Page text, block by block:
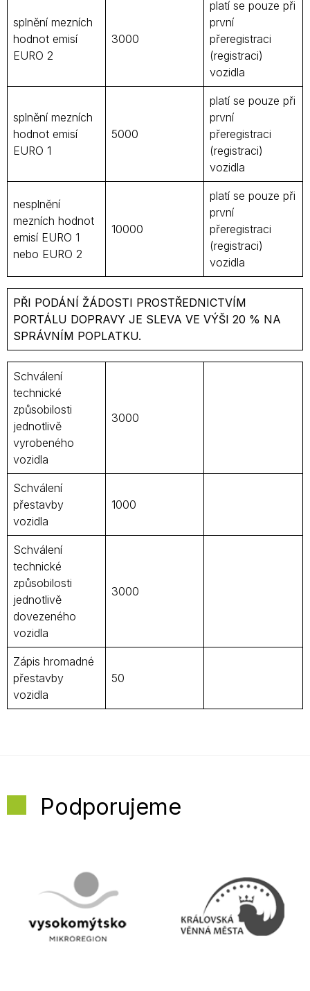
splnění mezních
hodnot emisí
EURO 2
3000
platí se pouze při
první
přeregistraci
(registraci)
vozidla
splnění mezních
hodnot emisí
EURO 1
5000
platí se pouze při
první
přeregistraci
(registraci)
vozidla
nesplnění
mezních hodnot
emisí EURO 1
nebo EURO 2
10000
platí se pouze při
první
přeregistraci
(registraci)
vozidla
PŘI PODÁNÍ ŽÁDOSTI PROSTŘEDNICTVÍM
PORTÁLU DOPRAVY JE SLEVA VE VÝŠI 20 % NA
SPRÁVNÍM POPLATKU.
Schválení
technické
způsobilosti
jednotlivě
vyrobeného
vozidla
3000
Schválení
přestavby
vozidla
1000
Schválení
technické
způsobilosti
jednotlivě
dovezeného
vozidla
3000
Zápis hromadné
přestavby
vozidla
50
Podporujeme